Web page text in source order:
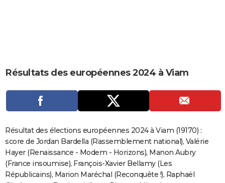
CARTE DE VOEUX
Carte de Noël
Carte Bonne année
Carte Saint-Valentin
Carte Pâques
Carte d'anniversaire
DICTIONNAIRE
Dictionnaire
Biographies
Citations
Expressions
Proverbes
PROGRAMME TV
COPAINS D'AVANT
S'inscrire
Se connecter
Lycées
Collèges
Primaires
Universités
Entreprises
Service militaire
Avis de recherche
AVIS DE DÉCÈS
FORUM
Résultats des européennes 2024 à Viam
Résultat des élections européennes 2024 à Viam (19170) :
score de Jordan Bardella (Rassemblement national), Valérie
Hayer (Renaissance - Modem - Horizons), Manon Aubry
(France insoumise), François-Xavier Bellamy (Les
Républicains), Marion Maréchal (Reconquête !), Raphaël